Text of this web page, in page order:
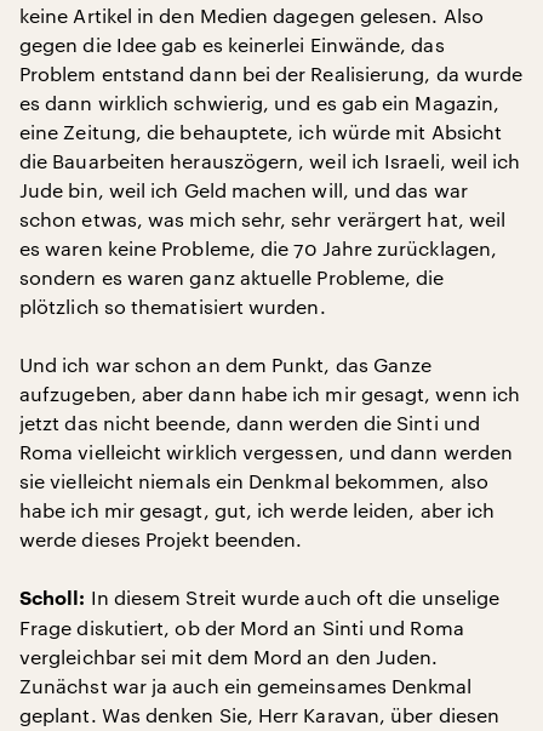
keine Artikel in den Medien dagegen gelesen. Also
gegen die Idee gab es keinerlei Einwände, das
Problem entstand dann bei der Realisierung, da wurde
es dann wirklich schwierig, und es gab ein Magazin,
eine Zeitung, die behauptete, ich würde mit Absicht
die Bauarbeiten herauszögern, weil ich Israeli, weil ich
Jude bin, weil ich Geld machen will, und das war
schon etwas, was mich sehr, sehr verärgert hat, weil
es waren keine Probleme, die 70 Jahre zurücklagen,
sondern es waren ganz aktuelle Probleme, die
plötzlich so thematisiert wurden.
Und ich war schon an dem Punkt, das Ganze
aufzugeben, aber dann habe ich mir gesagt, wenn ich
jetzt das nicht beende, dann werden die Sinti und
Roma vielleicht wirklich vergessen, und dann werden
sie vielleicht niemals ein Denkmal bekommen, also
habe ich mir gesagt, gut, ich werde leiden, aber ich
werde dieses Projekt beenden.
Scholl: In diesem Streit wurde auch oft die unselige
Frage diskutiert, ob der Mord an Sinti und Roma
vergleichbar sei mit dem Mord an den Juden.
Zunächst war ja auch ein gemeinsames Denkmal
geplant. Was denken Sie, Herr Karavan, über diesen